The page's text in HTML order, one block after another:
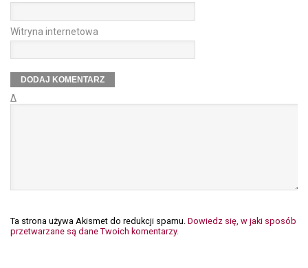
Witryna internetowa
Δ
Ta strona używa Akismet do redukcji spamu. Dowiedz się, w jaki sposób
przetwarzane są dane Twoich komentarzy.